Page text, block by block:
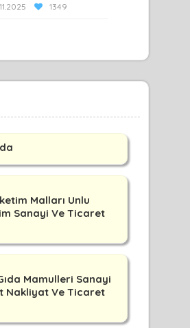
1349
Malları Unlu
Sanayi Ve Ticaret
Mamulleri Sanayi
Nakliyat Ve Ticaret